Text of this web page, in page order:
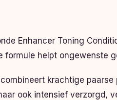
Enhancer Toning
formule helpt ongewenste
krachtige
ook intensief verzorgd,